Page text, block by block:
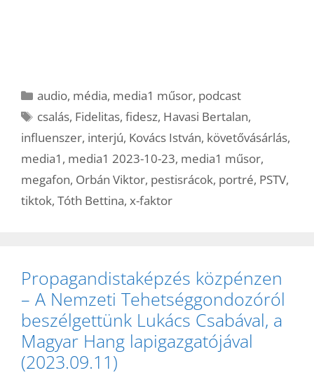
Kategória
audio, média, media1 műsor, podcast
Címkék
csalás, Fidelitas,fidesz, Havasi Bertalan,
influenszer, interjú, Kovács István, követővásárlás,
media1 , media1 2023-10-23, media1 műsor,
megafon, Orbán Viktor, pestisrácok, portré, PSTV,
tiktok, Tóth Bettina, x-faktor
Propagandistaképzés közpénzen
– A Nemzeti Tehetséggondozóról
beszélgettünk Lukács Csabával, a
Magyar Hang lapigazgatójával
(2023.09.11)